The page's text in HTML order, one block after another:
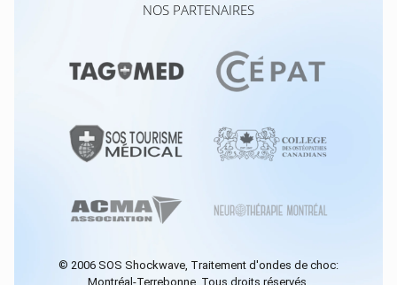
NOS PARTENAIRES
© 2006 SOS Shockwave, Traitement d'ondes de choc:
Montréal-Terrebonne. Tous droits réservés.